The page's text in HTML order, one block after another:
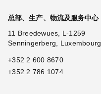
总部、生产、物流及服务中心
11 Breedewues, L-1259
Senningerberg, Luxembourg
+352 2 600 8670
+352 2 786 1074